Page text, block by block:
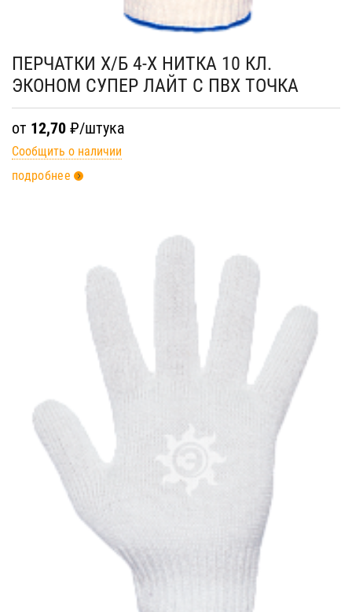
ПЕРЧАТКИ Х/Б 4-Х НИТКА 10 КЛ.
ЭКОНОМ СУПЕР ЛАЙТ С ПВХ ТОЧКА
от 12,70 ₽/штука
Сообщить о наличии
подробнее